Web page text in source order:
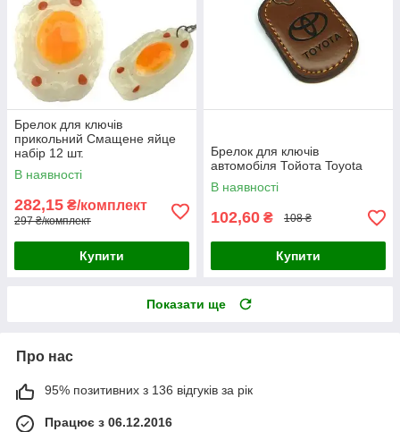
Брелок для ключів
прикольний Смащене яйце
набір 12 шт.
В наявності
282,15 ₴/комплект
297 ₴/комплект
Купити
Брелок для ключів
автомобіля Тойота Toyota
В наявності
102,60 ₴ 108 ₴
Купити
Показати ще
Про нас
95% позитивних з 136 відгуків за рік
Працює з 06.12.2016